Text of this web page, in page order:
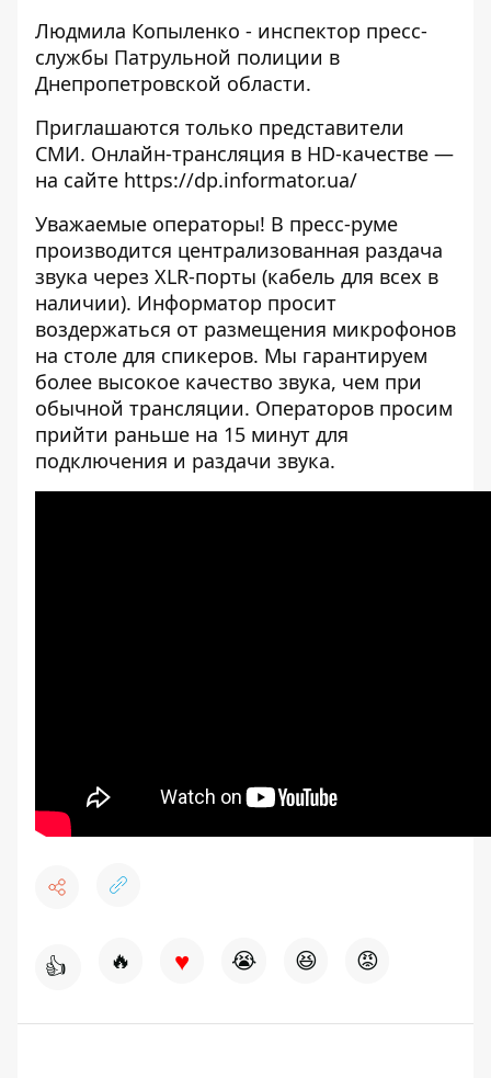
Людмила Копыленко - инспектор пресс-
службы Патрульной полиции в
Днепропетровской области.
Приглашаются только представители
СМИ. Онлайн-трансляция в HD-качестве —
на сайте https://dp.informator.ua/
Уважаемые операторы! В пресс-руме
производится централизованная раздача
звука через XLR-порты (кабель для всех в
наличии). Информатор просит
воздержаться от размещения микрофонов
на столе для спикеров. Мы гарантируем
более высокое качество звука, чем при
обычной трансляции. Операторов просим
прийти раньше на 15 минут для
подключения и раздачи звука.
👍 🔥 ♥ 😭 😆 😡